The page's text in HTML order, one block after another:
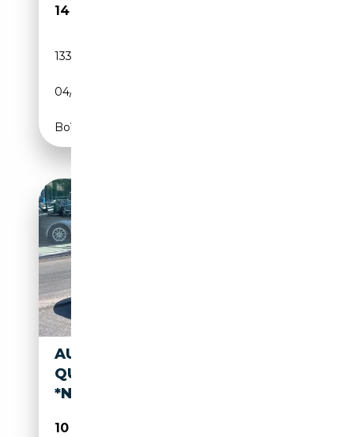
14 999€
133 337 km
04/2015
Boîte manuelle
AUDI TT 2.0 TDI COUPE
QUATTRO
*NAVI*XENON*LEDER*2HAND
10 990€